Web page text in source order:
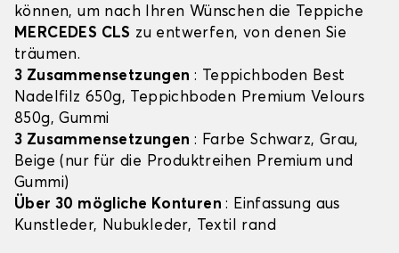
können, um nach Ihren Wünschen die Teppiche
MERCEDES CLS zu entwerfen, von denen Sie
träumen.
3 Zusammensetzungen : Teppichboden Best
Nadelfilz 650g, Teppichboden Premium Velours
850g, Gummi
3 Zusammensetzungen : Farbe Schwarz, Grau,
Beige (nur für die Produktreihen Premium und
Gummi)
Über 30 mögliche Konturen: Einfassung aus
Kunstleder, Nubukleder, Textil rand